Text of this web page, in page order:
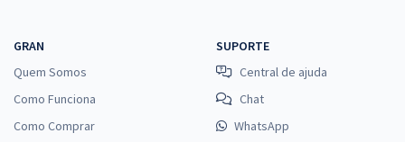
GRAN
Quem Somos
Como Funciona
Como Comprar
SUPORTE
Central de ajuda
Chat
WhatsApp